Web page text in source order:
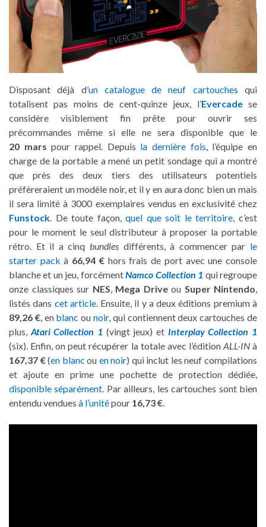
Disposant déjà d’un catalogue de neuf cartouches qui
totalisent pas moins de cent-quinze jeux, l’Evercadese
considère visiblement fin prête pour ouvrir ses
précommandes même si elle ne sera disponible que le
20 mars pour rappel. Depuis la dernière fois, l’équipe en
charge de la portable a mené un petit sondage qui a montré
que près des deux tiers des utilisateurs potentiels
préfèreraient un modèle noir, et il y en aura donc bien un mais
il sera limité à 3000 exemplaires vendus en exclusivité chez
Funstock. De toute façon,quel que soit le territoire, c’est
pour le moment le seul distributeur à proposer la portable
rétro. Et il a cinq bundles différents, à commencer par le
starter pack à 66,94 €hors frais de port avec une console
blanche et un jeu, forcémentNamco Collection 1 qui regroupe
onze classiques sur NES, Mega Driveou Super Nintendo,
listés dans cet article. Ensuite, il y a deux éditions premium à
89,26 €, en blanc ounoir, qui contiennent deux cartouches de
plus, Atari Collection 1 (vingt jeux) et Interplay Collection 1
(six). Enfin, on peut récupérer la totale avec l’édition ALL-INà
167,37 €(en blanc ou en noir) qui inclut les neuf compilations
et ajoute en prime une pochette de protection dédiée,
disponible séparément. Par ailleurs, les cartouches sont bien
entendu vendues à l’unitépour 16,73 €.